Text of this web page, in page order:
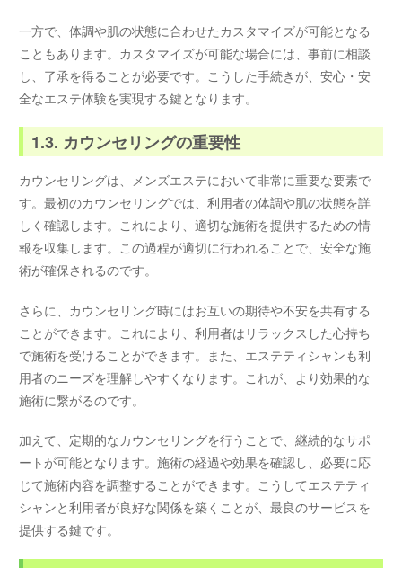
一方で、体調や肌の状態に合わせたカスタマイズが可能となる
こともあります。カスタマイズが可能な場合には、事前に相談
し、了承を得ることが必要です。こうした手続きが、安心・安
全なエステ体験を実現する鍵となります。
1.3. カウンセリングの重要性
カウンセリングは、メンズエステにおいて非常に重要な要素で
す。最初のカウンセリングでは、利用者の体調や肌の状態を詳
しく確認します。これにより、適切な施術を提供するための情
報を収集します。この過程が適切に行われることで、安全な施
術が確保されるのです。
さらに、カウンセリング時にはお互いの期待や不安を共有する
ことができます。これにより、利用者はリラックスした心持ち
で施術を受けることができます。また、エステティシャンも利
用者のニーズを理解しやすくなります。これが、より効果的な
施術に繋がるのです。
加えて、定期的なカウンセリングを行うことで、継続的なサポ
ートが可能となります。施術の経過や効果を確認し、必要に応
じて施術内容を調整することができます。こうしてエステティ
シャンと利用者が良好な関係を築くことが、最良のサービスを
提供する鍵です。